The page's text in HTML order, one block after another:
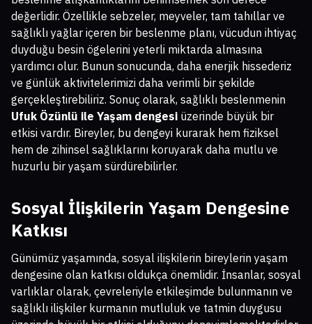
değerlidir. Özellikle sebzeler, meyveler, tam tahıllar ve
sağlıklı yağlar içeren bir beslenme planı, vücudun ihtiyaç
duyduğu besin ögelerini yeterli miktarda almasına
yardımcı olur. Bunun sonucunda, daha enerjik hissederiz
ve günlük aktivitelerimizi daha verimli bir şekilde
gerçekleştirebiliriz. Sonuç olarak, sağlıklı beslenmenin
Ufuk Özünlü ile Yaşam dengesi üzerinde büyük bir
etkisi vardır. Bireyler, bu dengeyi kurarak hem fiziksel
hem de zihinsel sağlıklarını koruyarak daha mutlu ve
huzurlu bir yaşam sürdürebilirler.
Sosyal İlişkilerin Yaşam Dengesine
Katkısı
Günümüz yaşamında, sosyal ilişkilerin bireylerin yaşam
dengesine olan katkısı oldukça önemlidir. İnsanlar, sosyal
varlıklar olarak, çevreleriyle etkileşimde bulunmanın ve
sağlıklı ilişkiler kurmanın mutluluk ve tatmin duygusu